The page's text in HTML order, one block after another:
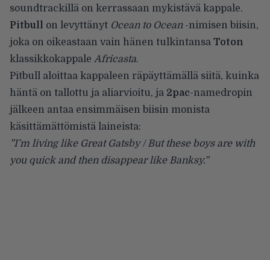
soundtrackillä on kerrassaan mykistävä kappale.
Pitbull on levyttänyt Ocean to Ocean-nimisen biisin,
joka on oikeastaan vain hänen tulkintansa Toton
klassikkokappale Africasta.
Pitbull aloittaa kappaleen räpäyttämällä siitä, kuinka
häntä on tallottu ja aliarvioitu, ja 2pac-namedropin
jälkeen antaa ensimmäisen biisin monista
käsittämättömistä laineista:
”I’m living like Great Gatsby / But these boys are with
you quick and then disappear like Banksy.”